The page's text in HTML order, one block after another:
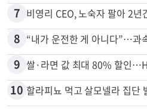
6 취업 잘되는 대학 1위는?…하
7 비영리 CEO, 노숙자 팔아 2년
8
9 쌀·라면 값 최대 80% 할인…H